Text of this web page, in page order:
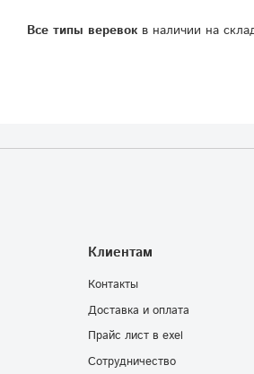
Все типы веревок в наличии на
Клиентам
Контакты
Доставка и оплата
Прайс лист в exel
Сотрудничество